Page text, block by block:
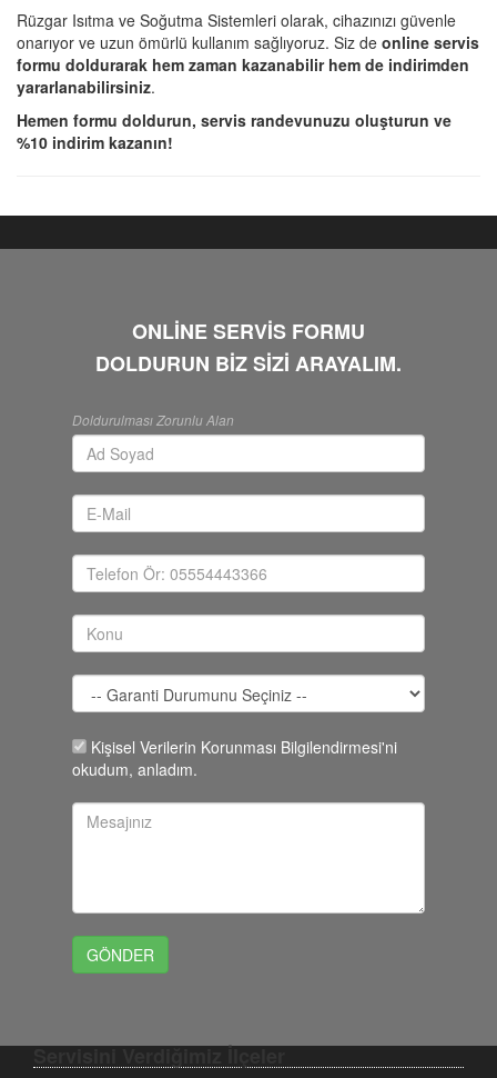
Rüzgar Isıtma ve Soğutma Sistemleri olarak, cihazınızı güvenle
onarıyor ve uzun ömürlü kullanım sağlıyoruz. Siz de online servis
formu doldurarak hem zaman kazanabilir hem de indirimden
yararlanabilirsiniz.
Hemen formu doldurun, servis randevunuzu oluşturun ve
%10 indirim kazanın!
ONLİNE SERVİS FORMU
DOLDURUN BİZ SİZİ ARAYALIM.
Doldurulması Zorunlu Alan
Kişisel Verilerin Korunması Bilgilendirmesi'ni
okudum, anladım.